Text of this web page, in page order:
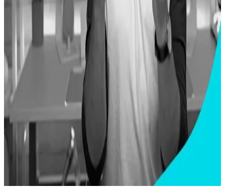
Cobus
280 milyon üzerinde izlenme sayısıyla YouTube'un en çok aboneye
sahip bateristlerinden biri